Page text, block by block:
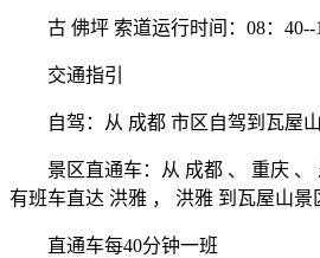
古 佛坪 索道运行时间：08：40--
交通指引
自驾：从 成都 市区自驾到瓦屋山
景区直通车：从 成都 、 重庆 、
有班车直达 洪雅 ， 洪雅 到瓦屋山景
直通车每40分钟一班